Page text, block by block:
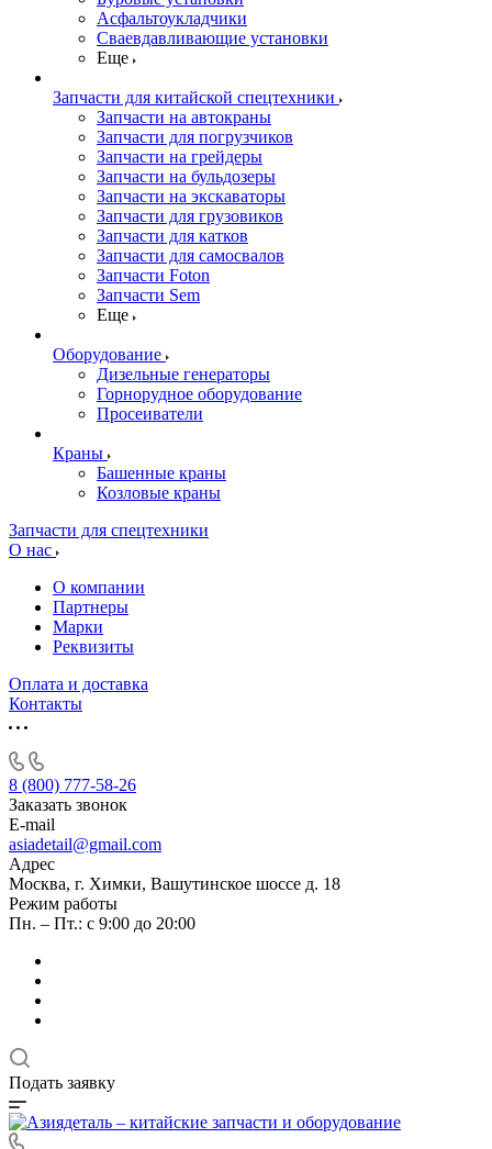
Асфальтоукладчики
Сваевдавливающие установки
Еще
Запчасти для китайской спецтехники
Запчасти на автокраны
Запчасти для погрузчиков
Запчасти на грейдеры
Запчасти на бульдозеры
Запчасти на экскаваторы
Запчасти для грузовиков
Запчасти для катков
Запчасти для самосвалов
Запчасти Foton
Запчасти Sem
Еще
Оборудование
Дизельные генераторы
Горнорудное оборудование
Просеиватели
Краны
Башенные краны
Козловые краны
Запчасти для спецтехники
О нас
О компании
Партнеры
Марки
Реквизиты
Оплата и доставка
Контакты
8 (800) 777-58-26
Заказать звонок
E-mail
asiadetail@gmail.com
Адрес
Москва, г. Химки, Вашутинское шоссе д. 18
Режим работы
Пн. – Пт.: с 9:00 до 20:00
Подать заявку